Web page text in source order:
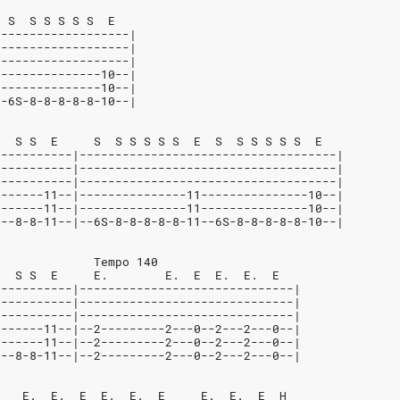
S  S S S S S  E
|
|
|
10--|
10--|
8-8-8-8-8-10--|
S S  E     S  S S S S S  E  S  S S S S S  E
|------------------------------------|
|------------------------------------|
|------------------------------------|
11--|---------------11---------------10--|
11--|---------------11---------------10--|
8-8-11--|--6S-8-8-8-8-8-11--6S-8-8-8-8-8-10--|
Tempo 140
S S  E     E.        E.  E  E.  E.  E
|------------------------------|
|------------------------------|
|------------------------------|
11--|--2---------2---0--2---2---0--|
11--|--2---------2---0--2---2---0--|
8-8-11--|--2---------2---0--2---2---0--|
E.  E.  E  E.  E.  E     E.  E.  E  H